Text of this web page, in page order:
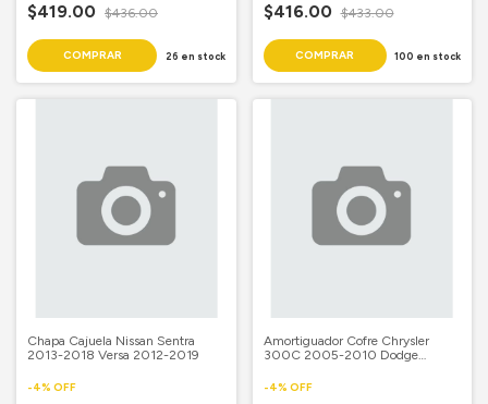
$419.00 $436.00
26 en stock
$416.00 $433.00
100 en stock
Chapa Cajuela Nissan Sentra
2013-2018 Versa 2012-2019
-4% OFF
Amortiguador Cofre Chrysler
300C 2005-2010 Dodge
2005-2008
-4% OFF